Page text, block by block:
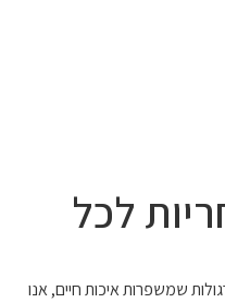
לכל
שמשפרות איכות חיים, אנו